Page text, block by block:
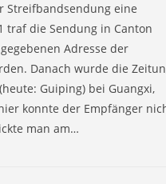
Streifbandsendung eine
traf die Sendung in Canton
Adresse der
Danach wurde die
Guiping) bei Guangxi,
konnte der Empfänger
man am…